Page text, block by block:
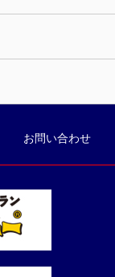
お問い合わせ